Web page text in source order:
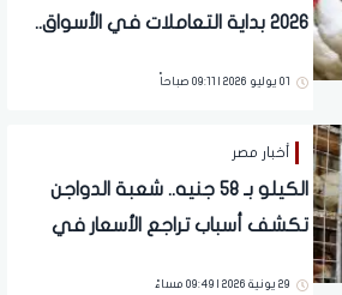
2026 بداية التعاملات في الأسواق..
01 يوليو 2026 | 09:11 صباحاً
أخبار مصر
الكيلو بـ 58 جنيه.. شعبة الدواجن
تكشف أسباب تراجع الأسعار في
29 يونية 2026 | 09:49 مساءً